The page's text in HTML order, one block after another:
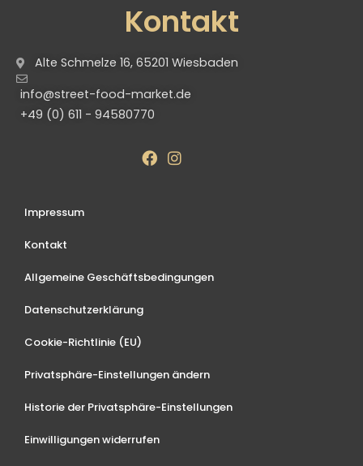
Kontakt
Alte Schmelze 16, 65201 Wiesbaden
info@street-food-market.de
+49 (0) 611 - 94580770
Impressum
Kontakt
Allgemeine Geschäftsbedingungen
Datenschutzerklärung
Cookie-Richtlinie (EU)
Privatsphäre-Einstellungen ändern
Historie der Privatsphäre-Einstellungen
Einwilligungen widerrufen